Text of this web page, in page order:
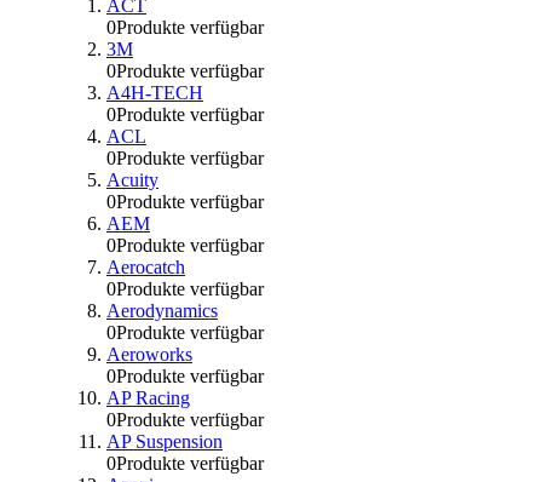
ACT
0Produkte verfügbar
3M
0Produkte verfügbar
A4H-TECH
0Produkte verfügbar
ACL
0Produkte verfügbar
Acuity
0Produkte verfügbar
AEM
0Produkte verfügbar
Aerocatch
0Produkte verfügbar
Aerodynamics
0Produkte verfügbar
Aeroworks
0Produkte verfügbar
AP Racing
0Produkte verfügbar
AP Suspension
0Produkte verfügbar